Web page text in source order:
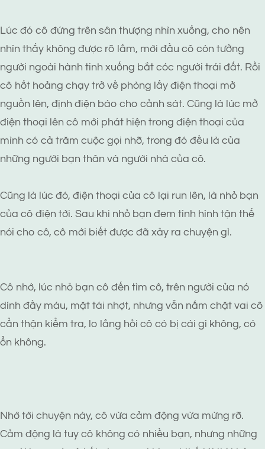
Lúc đó cô đứng trên sân thượng nhìn xuống, cho nên
nhìn thấy không được rõ lắm, mới đầu cô còn tưởng
người ngoài hành tinh xuống bắt cóc người trái đất. Rồi
cô hốt hoảng chạy trở về phòng lấy điện thoại mở
nguồn lên, định điện báo cho cảnh sát. Cũng là lúc mở
điện thoại lên cô mới phát hiện trong điện thoại của
mình có cả trăm cuộc gọi nhỡ, trong đó đều là của
những người bạn thân và người nhà của cô.
Cũng là lúc đó, điện thoại của cô lại run lên, là nhỏ bạn
của cô điện tới. Sau khi nhỏ bạn đem tình hình tận thế
nói cho cô, cô mới biết được đã xảy ra chuyện gì.
Cô nhớ, lúc nhỏ bạn cô đến tìm cô, trên người của nó
dính đầy máu, mặt tái nhợt, nhưng vẫn nắm chặt vai cô
cẩn thận kiểm tra, lo lắng hỏi cô có bị cái gì không, có
ổn không.
Nhớ tới chuyện này, cô vừa cảm động vừa mừng rỡ.
Cảm động là tuy cô không có nhiều bạn, nhưng những